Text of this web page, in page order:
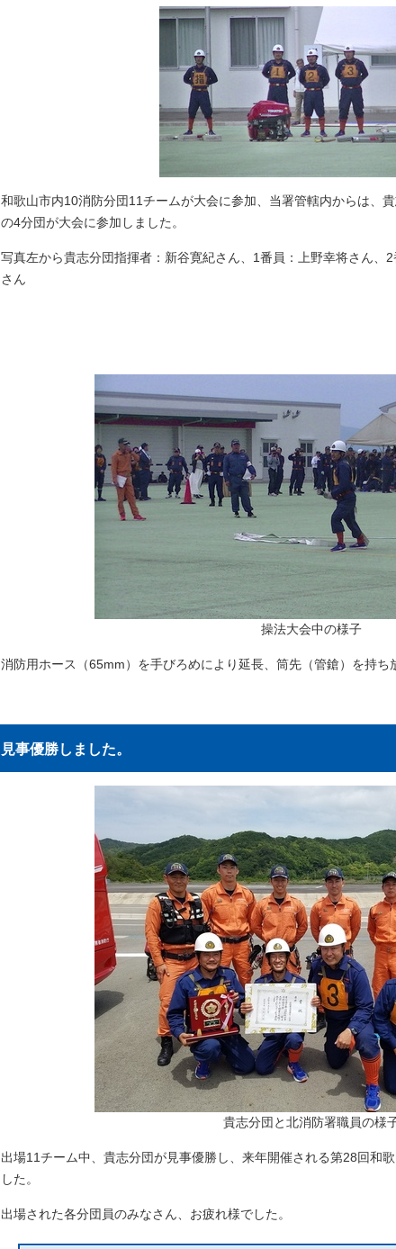
和歌山市内10消防分団11チームが大会に参加、当署管轄内からは、
の4分団が大会に参加しました。
写真左から貴志分団指揮者：新谷寛紀さん、1番員：上野幸将さん、
さん
操法大会中の様子
消防用ホース（65mm）を手びろめにより延長、筒先（管鎗）を持ち
見事優勝しました。
貴志分団と北消防署職員の様
出場11チーム中、貴志分団が見事優勝し、来年開催される第28回和
した。
出場された各分団員のみなさん、お疲れ様でした。